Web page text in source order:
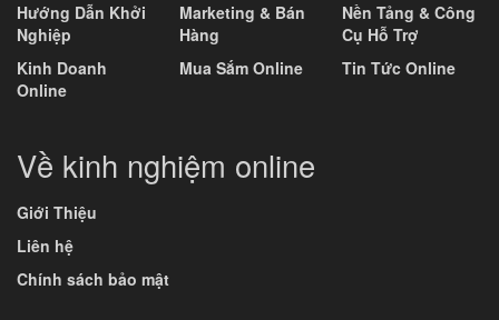
Hướng Dẫn Khởi
Nghiệp
Kinh Doanh
Online
Marketing & Bán
Hàng
Mua Sắm Online
Nền Tảng & Công
Cụ Hỗ Trợ
Tin Tức Online
Về kinh nghiệm online
Giới Thiệu
Liên hệ
Chính sách bảo mật